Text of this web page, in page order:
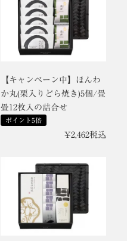
【キャンペーン中】ほんわ
か丸(栗入りどら焼き)5個/畳
畳12枚入の詰合せ
ポイント5倍
¥2,462税込